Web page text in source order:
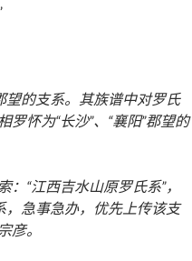
望的支系。其族谱中对罗氏
怀为“长沙”、“襄阳”郡望的
“江西吉水山原罗氏系”，
，急事急办，优先上传该支
彦。